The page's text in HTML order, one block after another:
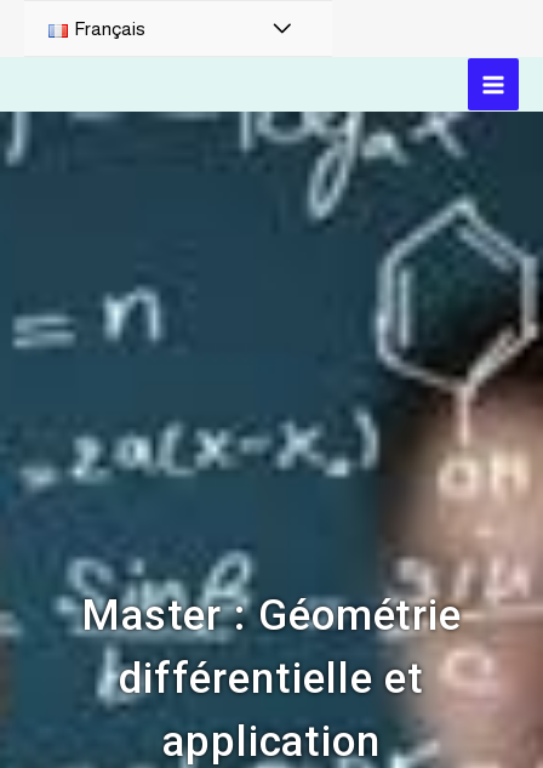
Français
Master : Géométrie
différentielle et
application